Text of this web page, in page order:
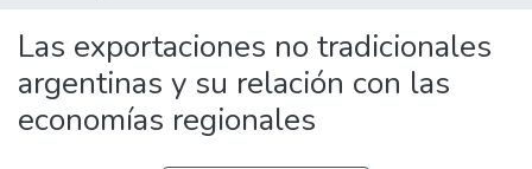
Las exportaciones no tradicionales
argentinas y su relación con las
economías regionales